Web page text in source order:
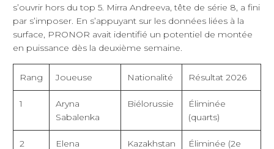
s’ouvrir hors du top 5. Mirra Andreeva, tête de série 8, a fini
par s’imposer. En s’appuyant sur les données liées à la
surface, PRONOR avait identifié un potentiel de montée
en puissance dès la deuxième semaine.
Rang Joueuse Nationalité Résultat 2026
1
Aryna
Sabalenka
Biélorussie
Éliminée
(quarts)
2 Elena Kazakhstan Éliminée (2e